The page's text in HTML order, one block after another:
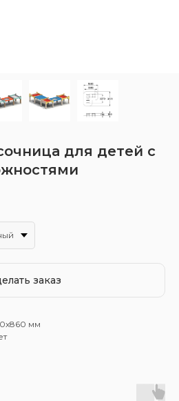
для детей с
заказ
мм